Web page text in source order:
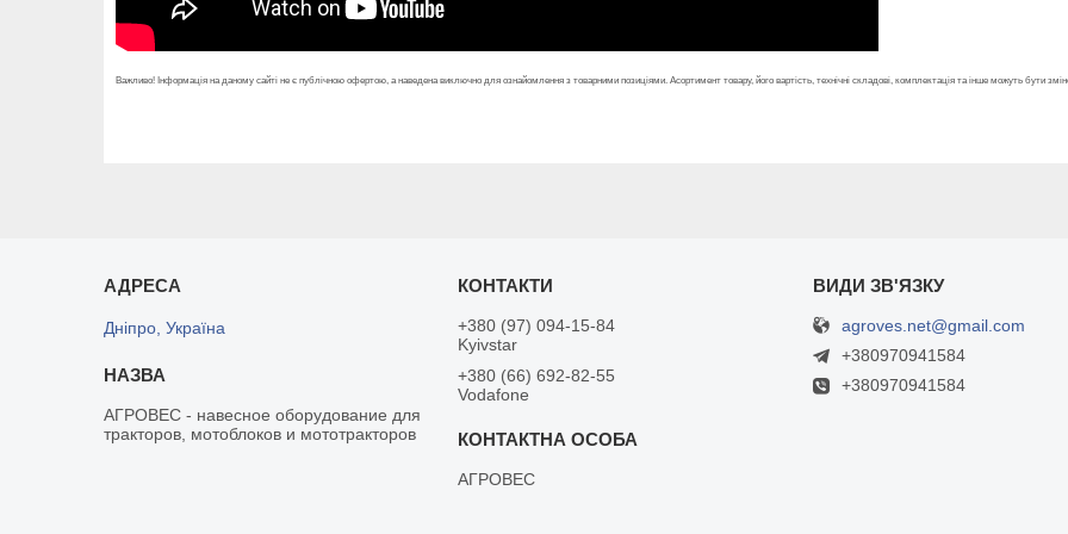
Важливо! Інформація на даному сайті не є публічною офертою, а наведена виключно для ознайомлення з товарними позиціями. Асортимент товару, його вартість, технічні складові, комплектація та інше можуть бути
Дніпро, Україна
АГРОВЕС - навесное оборудование для
тракторов, мотоблоков и мототракторов
+380 (97) 094-15-84
Kyivstar
+380 (66) 692-82-55
Vodafone
АГРОВЕС
agroves.net@gmail.com
+380970941584
+380970941584